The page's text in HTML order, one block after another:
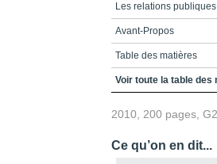
Les relations
Avant-Propos
Table des matières
Liste des encadrés,
Chapitre 3 - Une
Voir toute la table des
2010, 200 pages,
Ce qu’on en dit...